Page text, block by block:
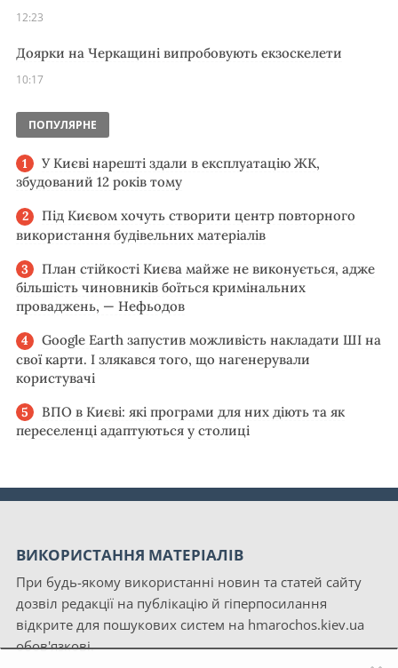
12:23
Доярки на Черкащині випробовують екзоскелети
10:17
ПОПУЛЯРНЕ
У Києві нарешті здали в експлуатацію ЖК,
збудований 12 років тому
Під Києвом хочуть створити центр повторного
використання будівельних матеріалів
План стійкості Києва майже не виконується, адже
більшість чиновників боїться кримінальних
проваджень, — Нефьодов
Google Earth запустив можливість накладати ШІ на
свої карти. І злякався того, що нагенерували
користувачі
ВПО в Києві: які програми для них діють та як
переселенці адаптуються у столиці
ВИКОРИСТАННЯ МАТЕРІАЛІВ
При будь-якому використанні новин та статей сайту
дозвіл редакції на публікацію й гіперпосилання
відкрите для пошукових систем на hmarochos.kiev.ua
обов'язкові.